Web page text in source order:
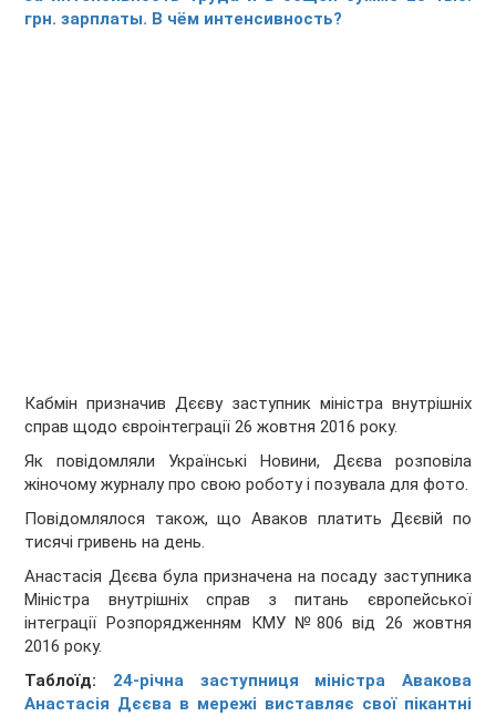
грн. зарплаты. В чём интенсивность?
Кабмін призначив Дєєву заступник міністра внутрішніх
справ щодо євроінтеграції 26 жовтня 2016 року.
Як повідомляли Українські Новини, Дєєва розповіла
жіночому журналу про свою роботу і позувала для фото.
Повідомлялося також, що Аваков платить Дєєвій по
тисячі гривень на день.
Анастасія Дєєва була призначена на посаду заступника
Міністра внутрішніх справ з питань європейської
інтеграції Розпорядженням КМУ №806 від 26 жовтня
2016 року.
Таблоїд: 24-річна заступниця міністра Авакова
Анастасія Дєєва в мережі виставляє свої пікантні